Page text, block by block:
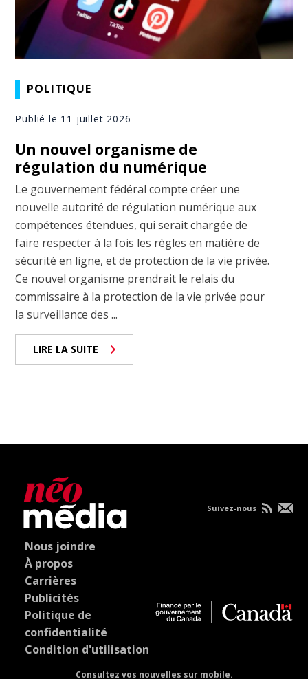
POLITIQUE
Publié le 11 juillet 2026
Un nouvel organisme de
régulation du numérique
Le gouvernement fédéral compte créer une
nouvelle autorité de régulation numérique aux
compétences étendues, qui serait chargée de
faire respecter à la fois les règles en matière de
sécurité en ligne, et de protection de la vie privée.
Ce nouvel organisme prendrait le relais du
commissaire à la protection de la vie privée pour
la surveillance des ...
LIRE LA SUITE
Nous joindre
À propos
Carrières
Publicités
Politique de
confidentialité
Condition d'utilisation
Consultez vos nouvelles sur mobile.
Suivez-nous